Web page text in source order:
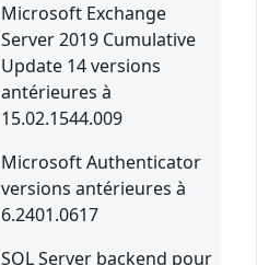
Microsoft Exchange
Server 2019 Cumulative
Update 14 versions
antérieures à
15.02.1544.009
Microsoft Authenticator
versions antérieures à
6.2401.0617
SQL Server backend pour